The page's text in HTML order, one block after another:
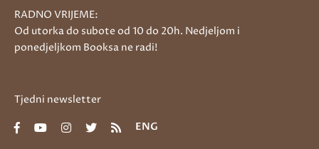
RADNO VRIJEME:
Od utorka do subote od 10 do 20h. Nedjeljom i
ponedjeljkom Booksa ne radi!
Tjedni newsletter
ENG